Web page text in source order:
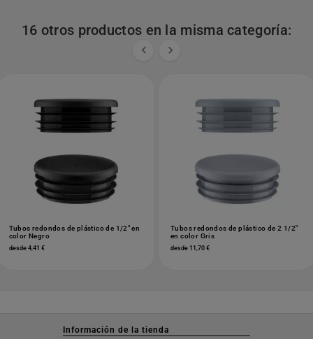
16 otros productos en la misma categoría:
 
Tubos redondos de plástico de 1/2" en
color Negro
desde 4,41 €
Tubos redondos de plástico de 2 1/2"
en color Gris
desde 11,70 €
Información de la tienda